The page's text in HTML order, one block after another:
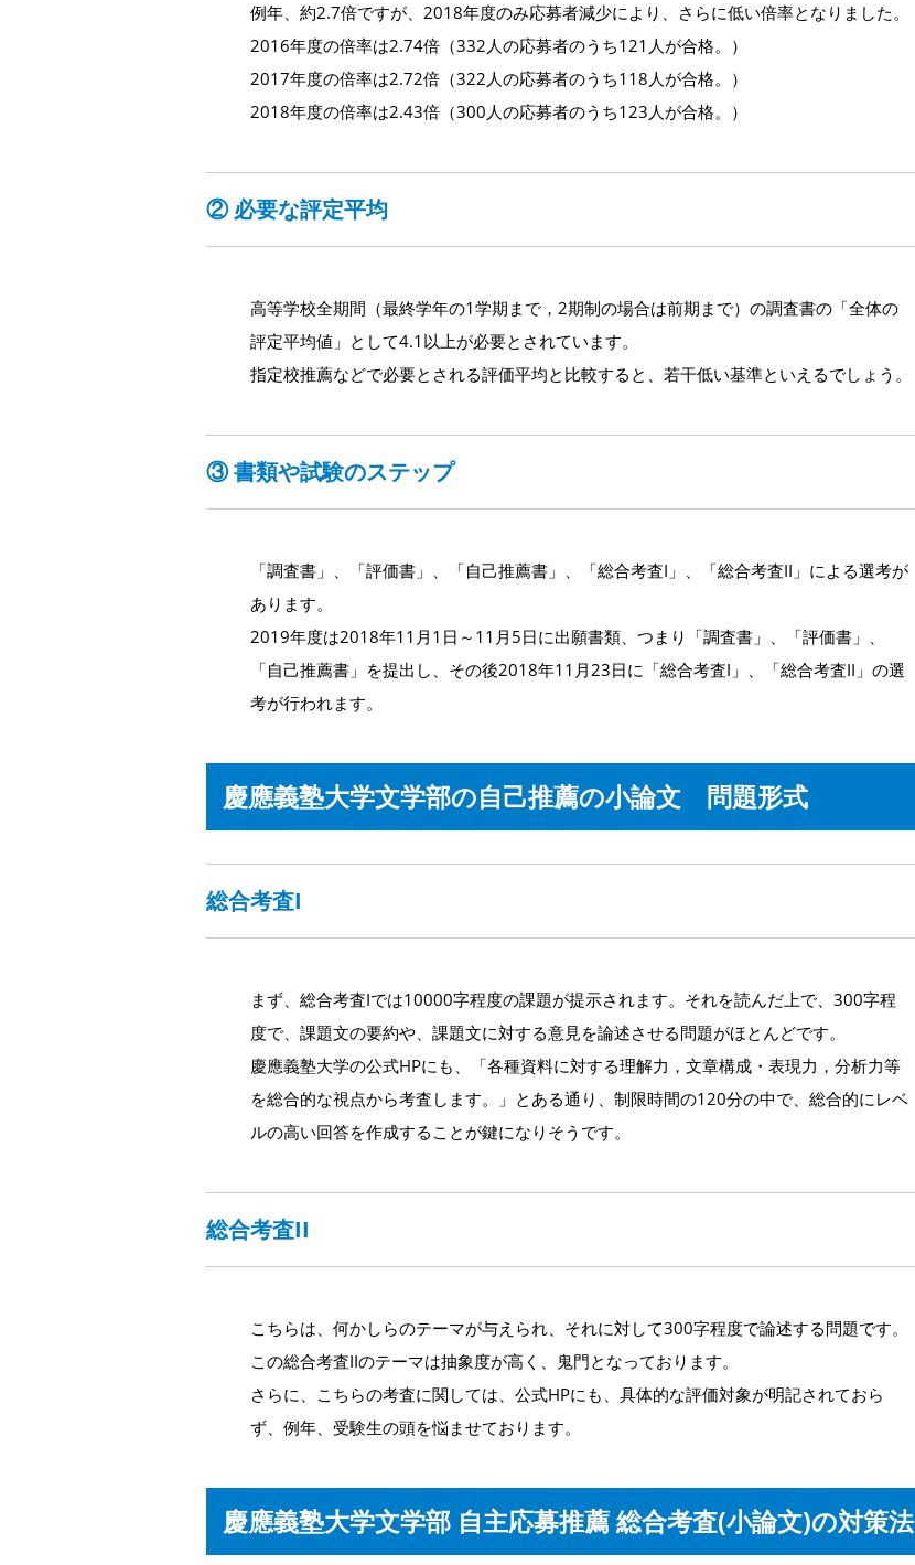
例年、約2.7倍ですが、2018年度のみ応募者減少により、さらに低い倍率となりました。
2016年度の倍率は2.74倍（332人の応募者のうち121人が合格。）
2017年度の倍率は2.72倍（322人の応募者のうち118人が合格。）
2018年度の倍率は2.43倍（300人の応募者のうち123人が合格。）
② 必要な評定平均
高等学校全期間（最終学年の1学期まで，2期制の場合は前期まで）の調査書の「全体の
評定平均値」として4.1以上が必要とされています。
指定校推薦などで必要とされる評価平均と比較すると、若干低い基準といえるでしょう。
③ 書類や試験のステップ
「調査書」、「評価書」、「自己推薦書」、「総合考査I」、「総合考査II」による選考が
あります。
2019年度は2018年11月1日～11月5日に出願書類、つまり「調査書」、「評価書」、
「自己推薦書」を提出し、その後2018年11月23日に「総合考査I」、「総合考査II」の選
考が行われます。
慶應義塾大学文学部の自己推薦の小論文 問題形式
総合考査I
まず、総合考査Iでは10000字程度の課題が提示されます。それを読んだ上で、300字程
度で、課題文の要約や、課題文に対する意見を論述させる問題がほとんどです。
慶應義塾大学の公式HPにも、「各種資料に対する理解力，文章構成・表現力，分析力等
を総合的な視点から考査します。」とある通り、制限時間の120分の中で、総合的にレベ
ルの高い回答を作成することが鍵になりそうです。
総合考査II
こちらは、何かしらのテーマが与えられ、それに対して300字程度で論述する問題です。
この総合考査IIのテーマは抽象度が高く、鬼門となっております。
さらに、こちらの考査に関しては、公式HPにも、具体的な評価対象が明記されておら
ず、例年、受験生の頭を悩ませております。
慶應義塾大学文学部 自主応募推薦 総合考査(小論文)の対策法